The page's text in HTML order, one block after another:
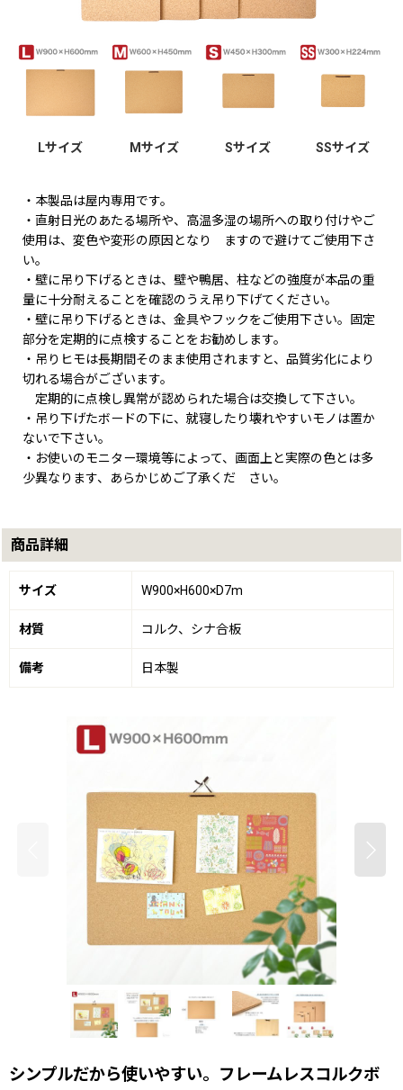
Lサイズ Mサイズ Sサイズ SSサイズ
・本製品は屋内専用です。
・直射日光のあたる場所や、高温多湿の場所への取り付けやご
使用は、変色や変形の原因となり ますので避けてご使用下さ
い。
・壁に吊り下げるときは、壁や鴨居、柱などの強度が本品の重
量に十分耐えることを確認のうえ吊り下げてください。
・壁に吊り下げるときは、金具やフックをご使用下さい。固定
部分を定期的に点検することをお勧めします。
・吊りヒモは長期間そのまま使用されますと、品質劣化により
切れる場合がございます。
定期的に点検し異常が認められた場合は交換して下さい。
・吊り下げたボードの下に、就寝したり壊れやすいモノは置か
ないで下さい。
・お使いのモニター環境等によって、画面上と実際の色とは多
少異なります、あらかじめご了承くだ さい。
商品詳細
サイズ W900×H600×D7m
材質 コルク、シナ合板
備考 日本製
シンプルだから使いやすい。フレームレスコルクボ